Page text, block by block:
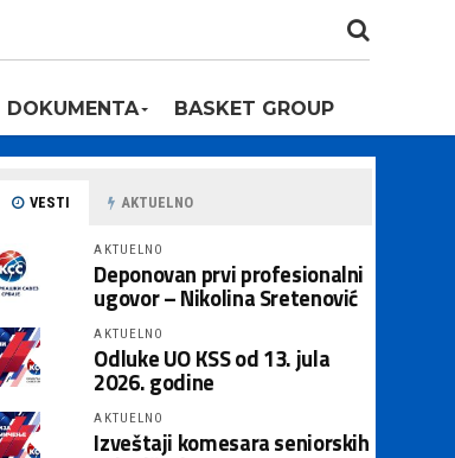
DOKUMENTA BASKET GROUP
VESTI AKTUELNO
AKTUELNO
Deponovan prvi profesionalni
ugovor – Nikolina Sretenović
AKTUELNO
Odluke UO KSS od 13. jula
2026. godine
AKTUELNO
Izveštaji komesara seniorskih